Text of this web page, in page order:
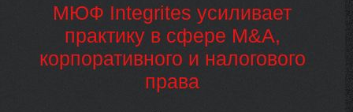
МЮФ Integrites усиливает
практику в сфере M&A,
корпоративного и налогового
права